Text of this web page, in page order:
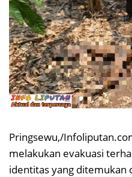
Pringsewu,/
melakukan evakuasi
identitas yang ditemukan